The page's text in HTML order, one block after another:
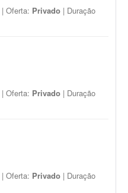
| Oferta: Privado | Duração
| Oferta: Privado | Duração
| Oferta: Privado | Duração